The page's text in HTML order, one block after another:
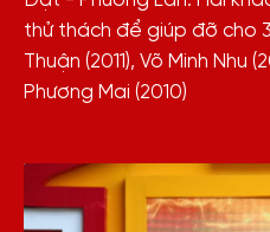
thử thách để giúp đỡ cho
Thuận (2011), Võ Minh Nhu
Phương Mai (2010)